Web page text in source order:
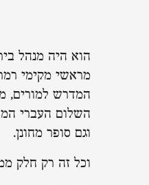
הוא היה מנהל
מראשי מקימי
המדרש למורים,
השלום העברי
וגם סופר מחונן.
וכל זה רק חלק